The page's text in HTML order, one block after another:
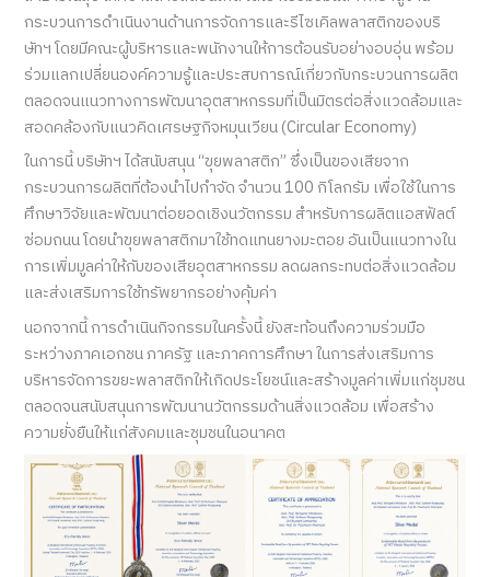
กระบวนการดำเนินงานด้านการจัดการและรีไซเคิลพลาสติกของบริ
ษัทฯ โดยมีคณะผู้บริหารและพนักงานให้การต้อนรับอย่างอบอุ่น พร้อม
ร่วมแลกเปลี่ยนองค์ความรู้และประสบการณ์เกี่ยวกับกระบวนการผลิต
ตลอดจนแนวทางการพัฒนาอุตสาหกรรมที่เป็นมิตรต่อสิ่งแวดล้อมและ
สอดคล้องกับแนวคิดเศรษฐกิจหมุนเวียน (Circular Economy)
ในการนี้ บริษัทฯ ได้สนับสนุน “ขุยพลาสติก” ซึ่งเป็นของเสียจาก
กระบวนการผลิตที่ต้องนำไปกำจัด จำนวน 100 กิโลกรัม เพื่อใช้ในการ
ศึกษาวิจัยและพัฒนาต่อยอดเชิงนวัตกรรม สำหรับการผลิตแอสฟัลต์
ซ่อมถนน โดยนำขุยพลาสติกมาใช้ทดแทนยางมะตอย อันเป็นแนวทางใน
การเพิ่มมูลค่าให้กับของเสียอุตสาหกรรม ลดผลกระทบต่อสิ่งแวดล้อม
และส่งเสริมการใช้ทรัพยากรอย่างคุ้มค่า
นอกจากนี้ การดำเนินกิจกรรมในครั้งนี้ ยังสะท้อนถึงความร่วมมือ
ระหว่างภาคเอกชน ภาครัฐ และภาคการศึกษา ในการส่งเสริมการ
บริหารจัดการขยะพลาสติกให้เกิดประโยชน์และสร้างมูลค่าเพิ่มแก่ชุมชน
ตลอดจนสนับสนุนการพัฒนานวัตกรรมด้านสิ่งแวดล้อม เพื่อสร้าง
ความยั่งยืนให้แก่สังคมและชุมชนในอนาคต